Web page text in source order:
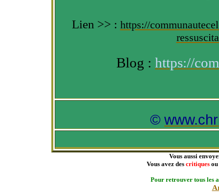
Lien >> : https://
Blog : https://
©
Vous aussi
Vous avez des critiques ou
Pour retrouver tous les